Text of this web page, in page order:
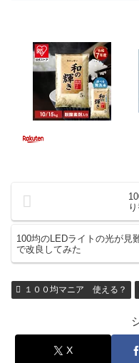
100均のLEDライトの光が見
で改良してみた
１００均マニア 使える？
X